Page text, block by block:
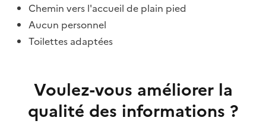
Chemin vers l'accueil de plain pied
Aucun personnel
Toilettes adaptées
Voulez-vous améliorer la
qualité des informations ?